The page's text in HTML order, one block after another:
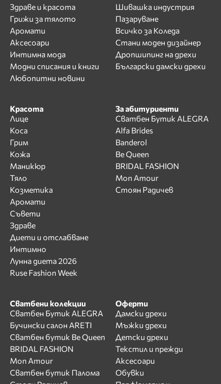
Здраве и красота
Грижи за тялото
Аромати
Аксесоари
Интимна мода
Модни списания и книги
Любопитни новини
Шивашка индустрия
Пазаруване
Всичко за Коледа
Стани моден дизайнер
Дропшипинг на дрехи
Български дамски дрехи
Красота
Лице
Коса
Грим
Кожа
Маникюр
Тяло
Козметика
Аромати
Съвети
Здраве
Диети и отслабване
Интимно
Лунна диета 2026
Ruse Fashion Week
За абитуриенти
Сватбен Бутик ALEGRA
Alfa Brides
Banderol
Be Queen
BRIDAL FASHION
Mon Amour
Стоян Радичев
Сватбени колекции
Сватбен Бутик ALEGRA
Бучински салон ARETI
Сватбен бутик Be Queen
BRIDAL FASHION
Mon Amour
Сватбен бутик Палома
Оферти
Дамски дрехи
Мъжки дрехи
Детски дрехи
Текстил и прежди
Аксесоари
Обувки